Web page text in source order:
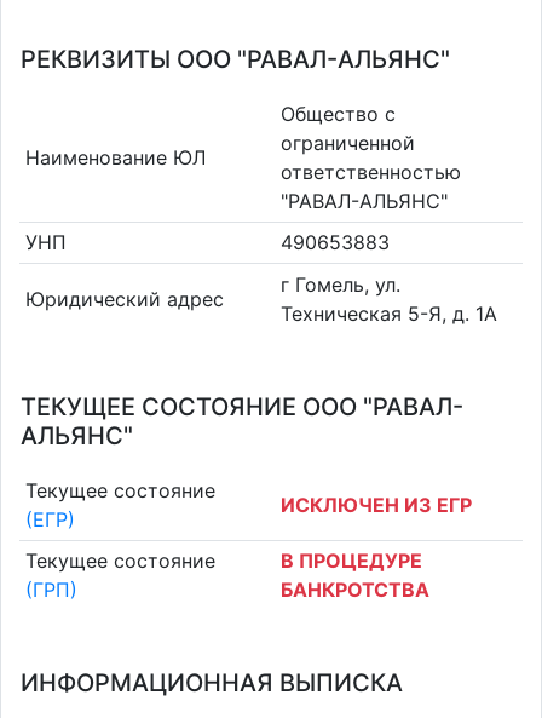
РЕКВИЗИТЫ ООО "РАВАЛ-АЛЬЯНС"
Наименование ЮЛ
Общество с
ограниченной
ответственностью
"РАВАЛ-АЛЬЯНС"
УНП
490653883
Юридический адрес
г Гомель, ул.
Техническая 5-Я, д. 1А
ТЕКУЩЕЕ СОСТОЯНИЕ ООО "РАВАЛ-
АЛЬЯНС"
Текущее состояние
(ЕГР)
ИСКЛЮЧЕН ИЗ ЕГР
Текущее состояние
(ГРП)
В ПРОЦЕДУРЕ
БАНКРОТСТВА
ИНФОРМАЦИОННАЯ ВЫПИСКА